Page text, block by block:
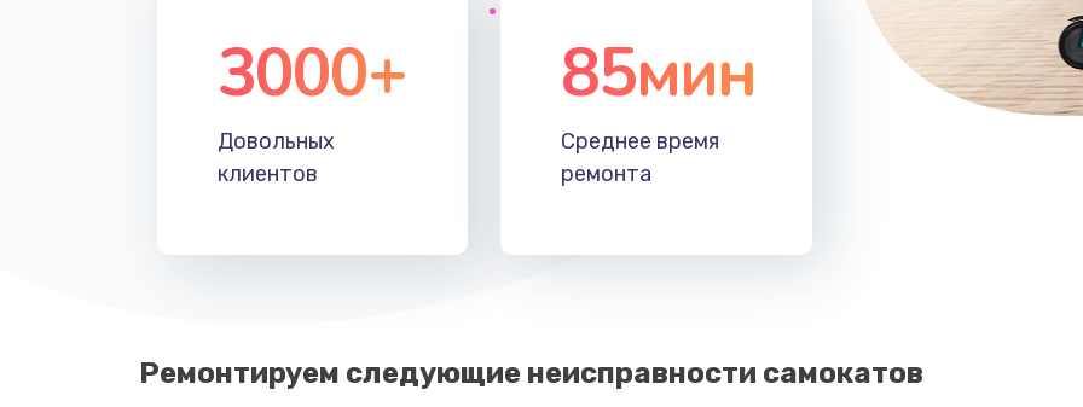
3000+
Довольных
клиентов
85мин
Среднее время
ремонта
Ремонтируем следующие неисправности самокатов